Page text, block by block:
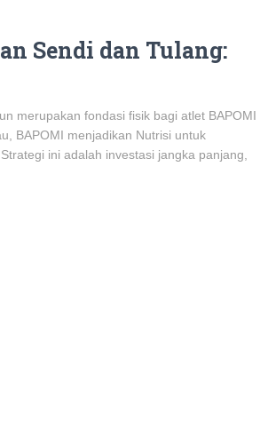
Sendi dan Tulang:
merupakan fondasi fisik bagi atlet BAPOMI
BAPOMI menjadikan Nutrisi untuk
ini adalah investasi jangka panjang,